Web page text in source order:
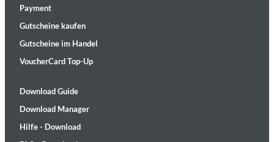
Payment
Gutscheine kaufen
Gutscheine im Handel
VoucherCard Top-Up
Download Guide
Download Manager
Hilfe - Download